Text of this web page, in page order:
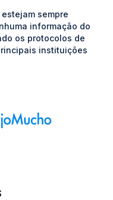
sempre
informação do
os protocolos de
instituições